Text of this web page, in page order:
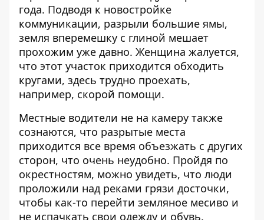
года. Подводя к новостройке
коммуникации, разрыли большие ямы,
земля вперемешку с глиной мешает
прохожим уже давно. Женщина жалуется,
что этот участок приходится обходить
кругами, здесь трудно проехать,
например, скорой помощи.
Местные водители не на камеру также
сознаются, что разрытые места
приходится все время объезжать с других
сторон, что очень неудобно. Пройдя по
окрестностям, можно увидеть, что люди
проложили над реками грязи досточки,
чтобы как-то перейти земляное месиво и
не испачкать свои одежду и обувь.